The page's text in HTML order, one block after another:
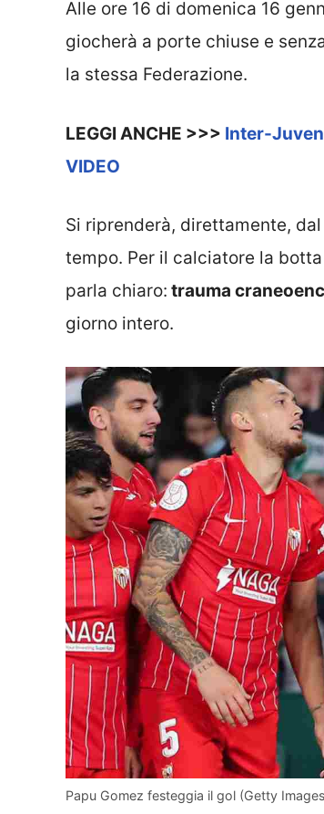
Alle ore 16 di domenica 16
giocherà a porte chiuse e
la stessa Federazione.
LEGGI ANCHE >>> Inter-
VIDEO
Si riprenderà, direttamente,
tempo. Per il calciatore la
parla chiaro: trauma
giorno intero.
Papu Gomez festeggia il gol (Getty